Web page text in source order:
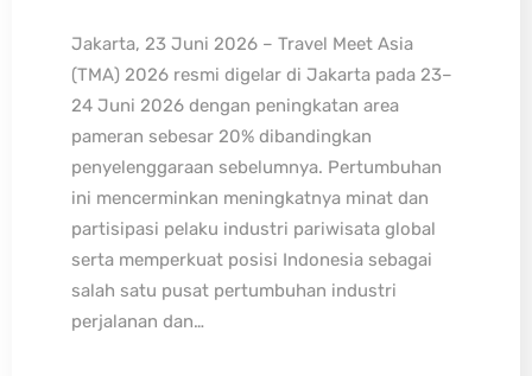
Jakarta, 23 Juni 2026 – Travel Meet Asia
(TMA) 2026 resmi digelar di Jakarta pada 23–
24 Juni 2026 dengan peningkatan area
pameran sebesar 20% dibandingkan
penyelenggaraan sebelumnya. Pertumbuhan
ini mencerminkan meningkatnya minat dan
partisipasi pelaku industri pariwisata global
serta memperkuat posisi Indonesia sebagai
salah satu pusat pertumbuhan industri
perjalanan dan…